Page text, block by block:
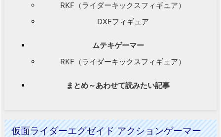
RKF（ライダーキックスフィギュア）
DXFフィギュア
ムテキゲーマー
RKF（ライダーキックスフィギュア）
まとめ～あわせて読みたい記事
仮面ライダーエグゼイド アクションゲーマー